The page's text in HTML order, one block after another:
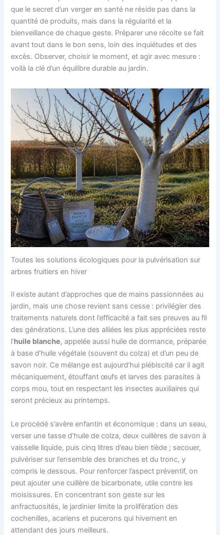
que le secret d’un verger en santé ne réside pas dans la
quantité de produits, mais dans la régularité et la
bienveillance de chaque geste. Préparer une récolte se fait
avant tout dans le bon sens, loin des inquiétudes et des
excès. Observer, choisir le moment, et agir avec mesure :
voilà la clé d’un équilibre durable au jardin.
Toutes les solutions écologiques pour la pulvérisation sur
arbres fruitiers en hiver
Il existe autant d’approches que de mains passionnées au
jardin, mais une chose revient sans cesse : privilégier des
traitements naturels dont l’efficacité a fait ses preuves au fil
des générations. L’une des alliées les plus appréciées reste
l’huile blanche, appelée aussi huile de dormance, préparée
à base d’huile végétale (souvent du colza) et d’un peu de
savon noir. Ce mélange est aujourd’hui plébiscité car il agit
mécaniquement, étouffant œufs et larves des parasites à
corps mou, tout en respectant les insectes auxiliaires qui
seront précieux au printemps.
Le procédé s’avère enfantin et économique : dans un seau,
verser une tasse d’huile de colza, deux cuillères de savon à
vaisselle liquide, puis cinq litres d’eau bien tiède ; secouer,
pulvériser sur l’ensemble des branches et du tronc, y
compris le dessous. Pour renforcer l’aspect préventif, on
peut ajouter une cuillère de bicarbonate, utile contre les
moisissures. En concentrant son geste sur les
anfractuosités, le jardinier limite la prolifération des
cochenilles, acariens et pucerons qui hivernent en
attendant des jours meilleurs.